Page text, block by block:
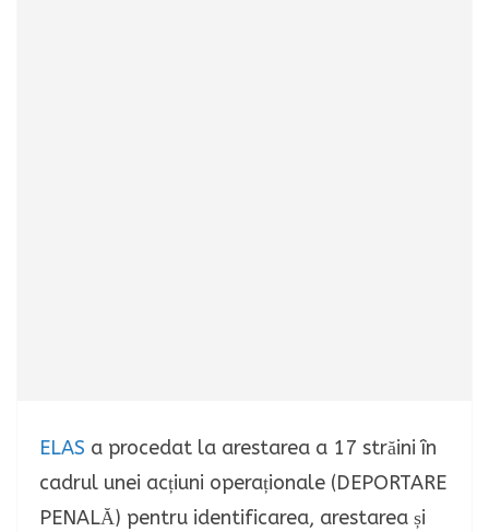
ELAS a procedat la arestarea a 17 străini în
cadrul unei acțiuni operaționale (DEPORTARE
PENALĂ) pentru identificarea, arestarea și